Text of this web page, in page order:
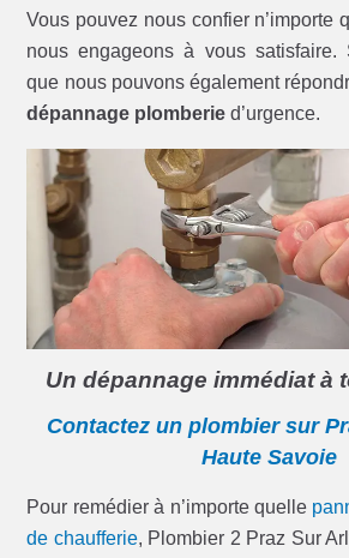
Vous pouvez nous confier n’importe
nous engageons à vous satisfaire.
que nous pouvons également
dépannage plomberie d’urgence.
Un dépannage immédiat à
Contactez un plombier sur
Haute Savoie
Pour remédier à n’importe quelle
de chaufferie, Plombier 2 Praz Sur